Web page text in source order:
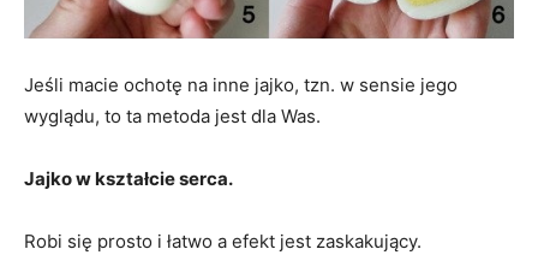
Jeśli macie ochotę na inne jajko, tzn. w sensie jego
wyglądu, to ta metoda jest dla Was.
Jajko w kształcie serca.
Robi się prosto i łatwo a efekt jest zaskakujący.